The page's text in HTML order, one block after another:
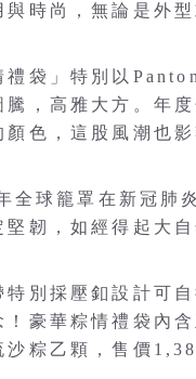
時尚，無論是外
禮袋」特別以
騰，高雅大方。年
色，這股風潮也
全球籠罩在新冠肺
堅韌，如經得起大
特別採壓釦設計可
！豪華粽情禮袋內
粽乙顆，售價